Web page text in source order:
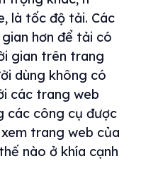
là tốc độ tải. Các
hơn để tải có
gian trên trang
dùng không có
các trang web
các công cụ được
trang web của
nào ở khía cạnh